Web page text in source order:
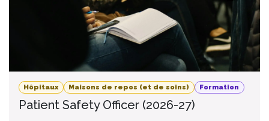
Hôpitaux Maisons de repos (et de soins) Formation
Patient Safety Officer (2026-27)